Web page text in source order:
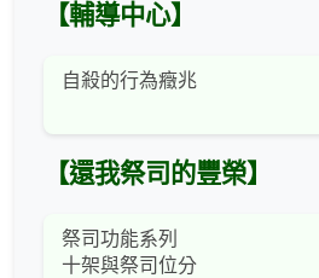
【輔導中心】
自殺的行為癥兆
【還我祭司的豐榮】
祭司功能系列
十架與祭司位分